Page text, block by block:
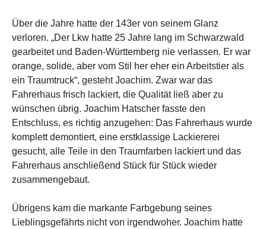
Über die Jahre hatte der 143er von seinem Glanz
verloren. „Der Lkw hatte 25 Jahre lang im Schwarzwald
gearbeitet und Baden-Württemberg nie verlassen. Er war
orange, solide, aber vom Stil her eher ein Arbeitstier als
ein Traumtruck“, gesteht Joachim. Zwar war das
Fahrerhaus frisch lackiert, die Qualität ließ aber zu
wünschen übrig. Joachim Hatscher fasste den
Entschluss, es richtig anzugehen: Das Fahrerhaus wurde
komplett demontiert, eine erstklassige Lackiererei
gesucht, alle Teile in den Traumfarben lackiert und das
Fahrerhaus anschließend Stück für Stück wieder
zusammengebaut.
Übrigens kam die markante Farbgebung seines
Lieblingsgefährts nicht von irgendwoher. Joachim hatte